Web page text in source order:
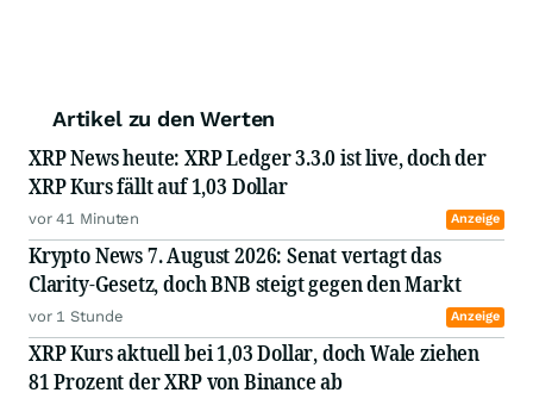
Artikel zu den Werten
XRP News heute: XRP Ledger 3.3.0 ist live, doch der
XRP Kurs fällt auf 1,03 Dollar
vor 41 Minuten Anzeige
Krypto News 7. August 2026: Senat vertagt das
Clarity-Gesetz, doch BNB steigt gegen den Markt
vor 1 Stunde Anzeige
XRP Kurs aktuell bei 1,03 Dollar, doch Wale ziehen
81 Prozent der XRP von Binance ab